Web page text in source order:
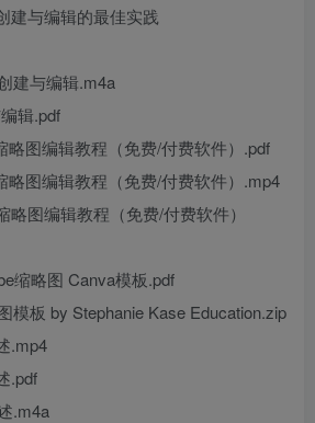
建与编辑的最佳实践
建与编辑.m4a
辑.pdf
略图编辑教程（免费/付费软件）.pdf
略图编辑教程（免费/付费软件）.mp4
略图编辑教程（免费/付费软件）
缩略图 Canva模板.pdf
模板 by Stephanie Kase Education.zip
.mp4
.pdf
.m4a